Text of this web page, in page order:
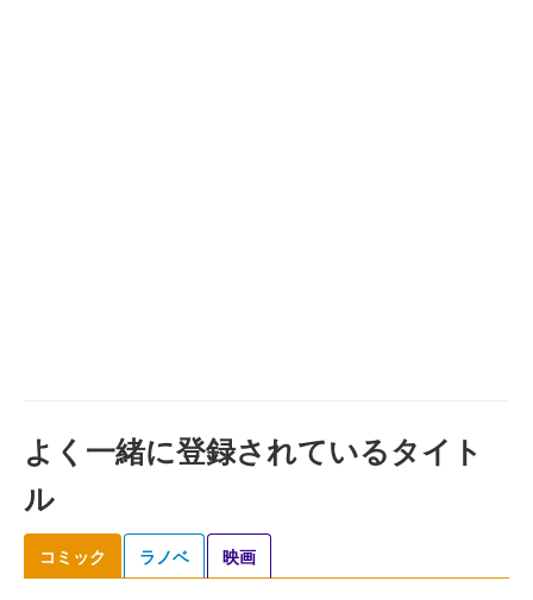
よく一緒に登録されているタイト
ル
コミック ラノベ 映画